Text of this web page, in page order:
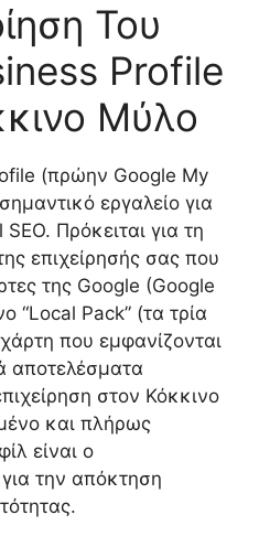
Του
Profile
Μύλο
(πρώην Google My
εργαλείο για
Πρόκειται για τη
επιχείρησής σας που
της Google (Google
“Local Pack” (τα τρία
που εμφανίζονται
αποτελέσματα
στον Κόκκινο
και πλήρως
είναι ο
την απόκτηση